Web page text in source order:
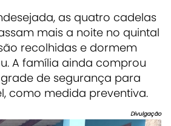
as quatro cadelas
mais a noite no quintal
recolhidas e dormem
A família ainda comprou
de segurança para
como medida preventiva.
Divulgação